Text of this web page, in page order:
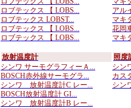
ロブテックス 【 LOBS...
ロブテックス LOBST...
ロブテックス 【 LOBS...
ロブテックス 【 LOBS...
アル
マキ
花岡
マキ
放射温度計
シンワ サーモグラフィーＡ...
BOSCH赤外線サーモグラ...
シンワ 放射温度計C レー...
BOSCH放射温度計 GI...
シンワ 放射温度計B レー...
照度
シン
カス
シン